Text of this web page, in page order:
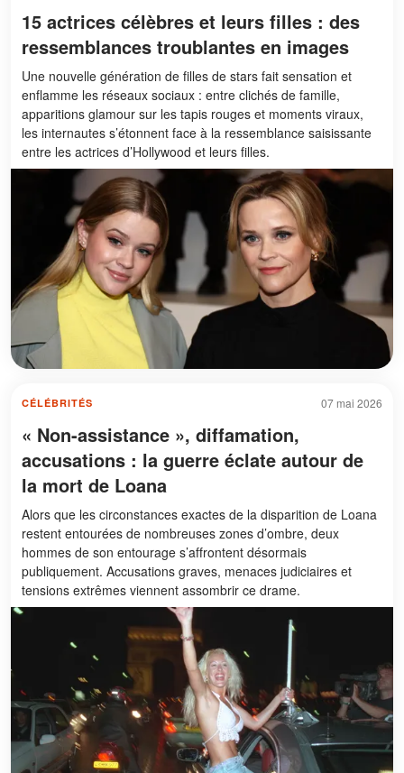
15 actrices célèbres et leurs filles : des
ressemblances troublantes en images
Une nouvelle génération de filles de stars fait sensation et
enflamme les réseaux sociaux : entre clichés de famille,
apparitions glamour sur les tapis rouges et moments viraux,
les internautes s’étonnent face à la ressemblance saisissante
entre les actrices d’Hollywood et leurs filles.
07 mai 2026
CÉLÉBRITÉS
« Non-assistance », diffamation,
accusations : la guerre éclate autour de
la mort de Loana
Alors que les circonstances exactes de la disparition de Loana
restent entourées de nombreuses zones d’ombre, deux
hommes de son entourage s’affrontent désormais
publiquement. Accusations graves, menaces judiciaires et
tensions extrêmes viennent assombrir ce drame.